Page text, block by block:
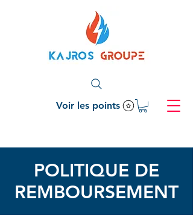
Voir les points
POLITIQUE DE
REMBOURSEMENT